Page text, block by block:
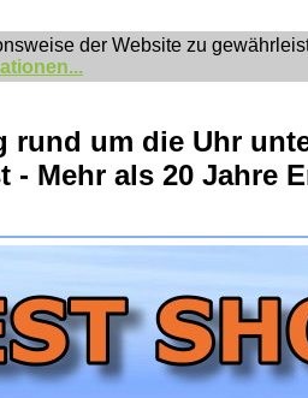
der Website zu
rund um die Uhr
Mehr als 20 Jahre